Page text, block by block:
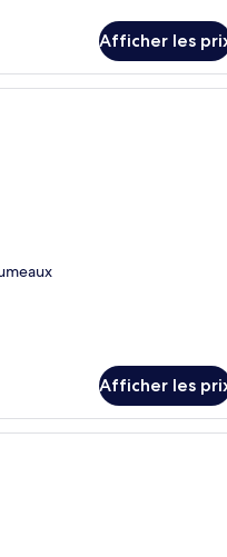
Afficher les
Un salon bien éclairé, doté
Afficher les
Une chambre d’hôtel avec